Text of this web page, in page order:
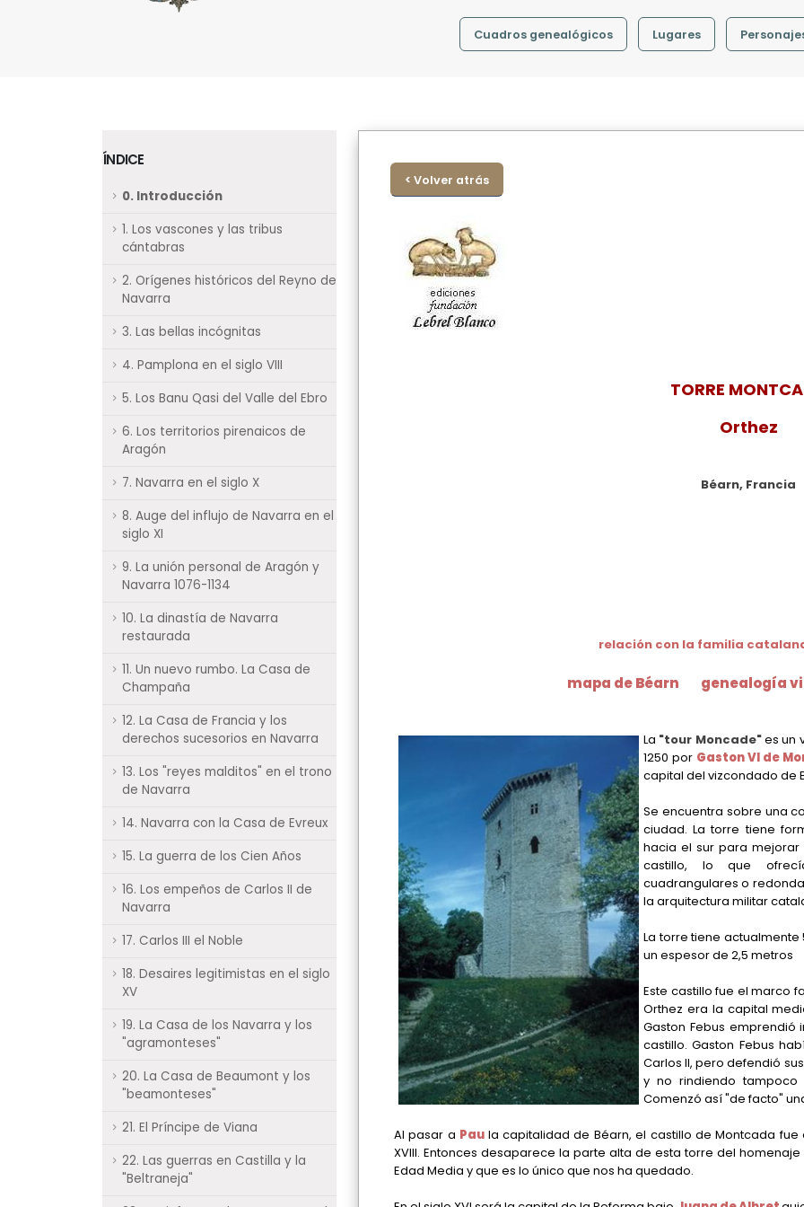
Cuadros genealógicos Lugares
ÍNDICE
0. Introducción
1. Los vascones y las tribus
cántabras
2. Orígenes históricos del Reyno de
Navarra
3. Las bellas incógnitas
4. Pamplona en el siglo VIII
5. Los Banu Qasi del Valle del Ebro
6. Los territorios pirenaicos de
Aragón
7. Navarra en el siglo X
8. Auge del influjo de Navarra en el
siglo XI
9. La unión personal de Aragón y
Navarra 1076-1134
10. La dinastía de Navarra
restaurada
11. Un nuevo rumbo. La Casa de
Champaña
12. La Casa de Francia y los
derechos sucesorios en Navarra
13. Los "reyes malditos" en el trono
de Navarra
14. Navarra con la Casa de Evreux
15. La guerra de los Cien Años
16. Los empeños de Carlos II de
Navarra
17. Carlos III el Noble
18. Desaires legitimistas en el siglo
XV
19. La Casa de los Navarra y los
"agramonteses"
20. La Casa de Beaumont y los
"beamonteses"
21. El Príncipe de Viana
22. Las guerras en Castilla y la
"Beltraneja"
< Volver atrás
TORRE
Orthez
Béarn, Francia
relación con la familia
mapa de Béarn genealogía
La "tour Moncade"es un
1250 por Gaston VI de
capital del vizcondado de
Se encuentra sobre una
ciudad. La torre tiene
hacia el sur para
castillo, lo que
cuadrangulares o
la arquitectura militar
La torre tiene
un espesor de 2,5 metros
Este castillo fue el marco
Orthez era la capital
Gaston Febus
castillo. Gaston Febus
Carlos II, pero defendió
y no rindiendo
Comenzó así "de facto"
Al pasar a Pau la capitalidad de Béarn, el castillo de Montcada
XVIII. Entonces desaparece la parte alta de esta torre del
Edad Media y que es lo único que nos ha quedado.